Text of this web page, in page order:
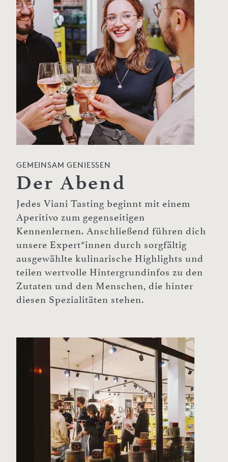
GEMEINSAM GENIESSEN
Der Abend
Jedes Viani Tasting beginnt mit einem
Aperitivo zum gegenseitigen
Kennenlernen. Anschließend führen dich
unsere Expert*innen durch sorgfältig
ausgewählte kulinarische Highlights und
teilen wertvolle Hintergrundinfos zu den
Zutaten und den Menschen, die hinter
diesen Spezialitäten stehen.